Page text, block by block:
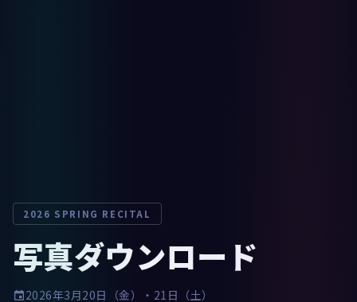
2026 SPRING RECITAL
写真ダウンロード
event2026年3月20日（金）・21日（土）